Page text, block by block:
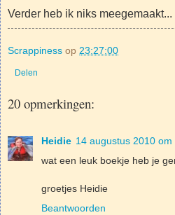
Verder heb ik niks meegemaakt...
Scrappiness op 23:27:00
Delen
20 opmerkingen:
Heidie 14 augustus 2010 om
wat een leuk boekje heb je
groetjes Heidie
Beantwoorden